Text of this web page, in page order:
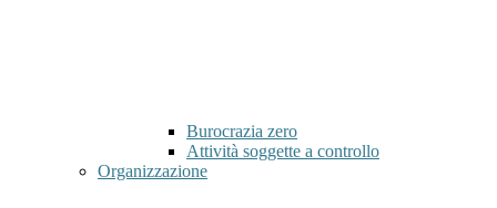
Burocrazia zero
Attività soggette a controllo
Organizzazione